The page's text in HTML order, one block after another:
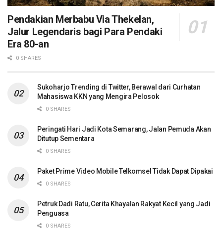
Pendakian Merbabu Via Thekelan,
Jalur Legendaris bagi Para Pendaki
Era 80-an
0 SHARES
Sukoharjo Trending di Twitter, Berawal dari Curhatan
Mahasiswa KKN yang Mengira Pelosok
0 SHARES
Peringati Hari Jadi Kota Semarang, Jalan Pemuda Akan
Ditutup Sementara
0 SHARES
Paket Prime Video Mobile Telkomsel Tidak Dapat Dipakai
0 SHARES
Petruk Dadi Ratu, Cerita Khayalan Rakyat Kecil yang Jadi
Penguasa
0 SHARES